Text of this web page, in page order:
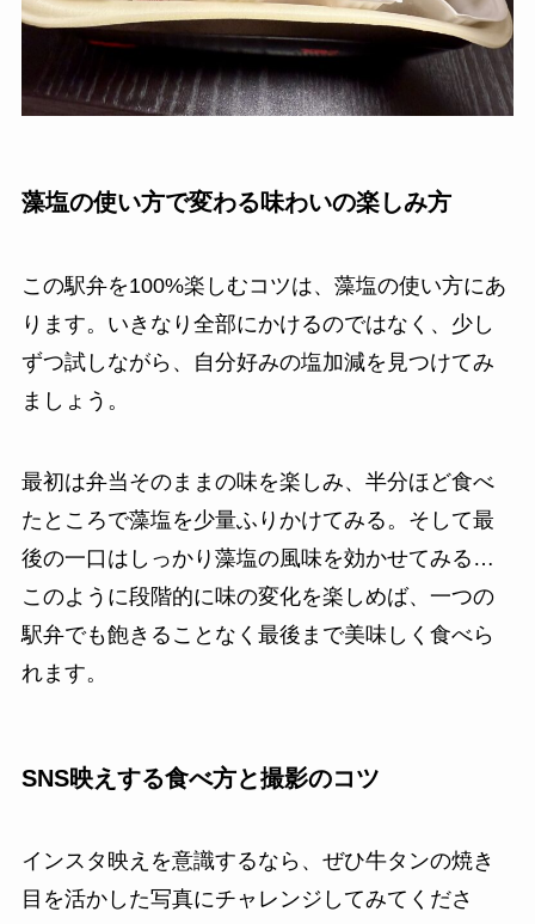
藻塩の使い方で変わる味わいの楽しみ方
この駅弁を100%楽しむコツは、藻塩の使い方にあ
ります。いきなり全部にかけるのではなく、少し
ずつ試しながら、自分好みの塩加減を見つけてみ
ましょう。
最初は弁当そのままの味を楽しみ、半分ほど食べ
たところで藻塩を少量ふりかけてみる。そして最
後の一口はしっかり藻塩の風味を効かせてみる…
このように段階的に味の変化を楽しめば、一つの
駅弁でも飽きることなく最後まで美味しく食べら
れます。
SNS映えする食べ方と撮影のコツ
インスタ映えを意識するなら、ぜひ牛タンの焼き
目を活かした写真にチャレンジしてみてくださ